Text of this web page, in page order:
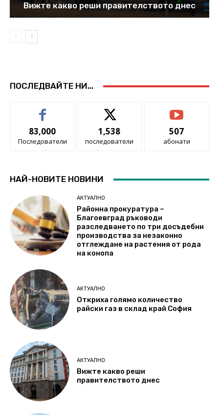
Вижте какво реши правителството днес
ПОСЛЕДВАЙТЕ НИ...
83,000
Последователи
1,538
последователи
507
абонати
НАЙ-НОВИТЕ НОВИНИ
АКТУАЛНО
Районна прокуратура –
Благоевград ръководи
разследването по три досъдебни
производства за незаконно
отглеждане на растения от рода
на конопа
АКТУАЛНО
Откриха голямо количество
райски газ в склад край София
АКТУАЛНО
Вижте какво реши
правителството днес